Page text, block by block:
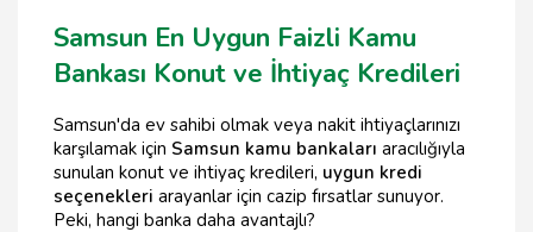
Samsun En Uygun Faizli Kamu
Bankası Konut ve İhtiyaç Kredileri
Samsun'da ev sahibi olmak veya nakit ihtiyaçlarınızı
karşılamak için Samsun kamu bankaları aracılığıyla
sunulan konut ve ihtiyaç kredileri, uygun kredi
seçenekleri arayanlar için cazip fırsatlar sunuyor.
Peki, hangi banka daha avantajlı?